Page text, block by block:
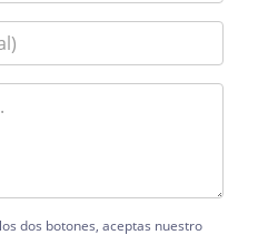
dos botones, aceptas nuestro